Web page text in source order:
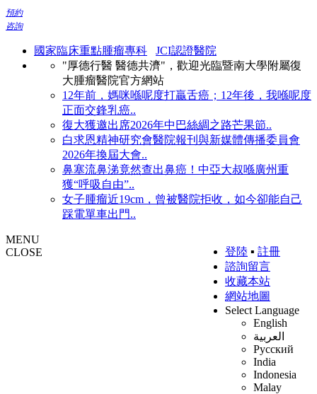
預約
咨詢
國家臨床重點腫瘤專科
JCI認證醫院
"厚德行醫 醫德共濟"，歡迎光臨暨南大學附屬復
大腫瘤醫院官方網站
12年前，媽咪喺呢度打贏舌癌；12年後，我喺呢度
正面交鋒乳癌..
復大獲邀出席2026年中巴絲綢之路芒果節..
白求恩精神研究會醫院報刊與新媒體傳播委員會
2026年換屆大會..
鼻塞流鼻涕竟然查出鼻癌！中亞大叔喺廣州重
獲“呼吸自由”..
女子腫瘤近19cm，曾被醫院拒收，如今卻能自己
踩電單車出門..
登陸 ▪ 註冊
諮詢留言
收藏本站
網站地圖
Select Language
English
العربية
Русский
India
Indonesia
Malay
MENU
CLOSE